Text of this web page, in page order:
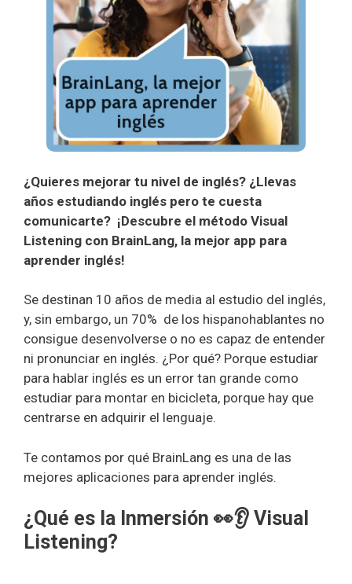
¿Quieres mejorar tu nivel de inglés? ¿Llevas
años estudiando inglés pero te cuesta
comunicarte? ¡Descubre el método Visual
Listening con BrainLang, la mejor app para
aprender inglés!
Se destinan 10 años de media al estudio del inglés,
y, sin embargo, un 70% de los hispanohablantes no
consigue desenvolverse o no es capaz de entender
ni pronunciar en inglés. ¿Por qué? Porque estudiar
para hablar inglés es un error tan grande como
estudiar para montar en bicicleta, porque hay que
centrarse en adquirir el lenguaje.
Te contamos por qué BrainLang es una de las
mejores aplicaciones para aprender inglés.
¿Qué es la Inmersión 👀👂 Visual
Listening?